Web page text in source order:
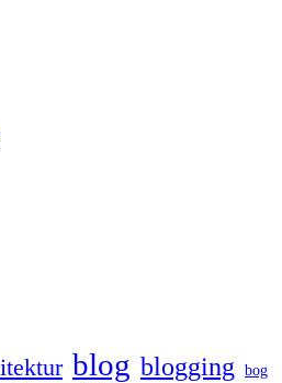
blog blogging bog